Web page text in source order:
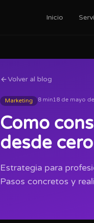
Inicio
Volver al blog
Marketing 8 min18 de mayo
Como
desde cero
Estrategia para
Pasos concretos y